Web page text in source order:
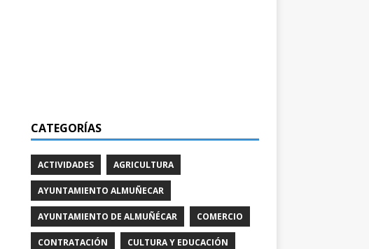
CATEGORÍAS
ACTIVIDADES AGRICULTURA
AYUNTAMIENTO ALMUÑECAR
AYUNTAMIENTO DE ALMUÑÉCAR COMERCIO
CONTRATACIÓN CULTURA Y EDUCACIÓN